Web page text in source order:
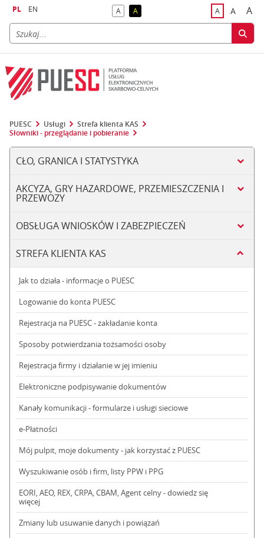
PL EN Akontrast domyślny
Akontrast żółty tekst na czarnym tle
Adomyślna
A A
PUESC Usługi
Strefa klienta KAS
Słowniki - przeglądanie i pobieranie
CŁO, GRANICA I STATYSTYKA
AKCYZA, GRY HAZARDOWE, PRZEMIESZCZENIA I
PRZEWOZY
OBSŁUGA WNIOSKÓW I ZABEZPIECZEŃ
STREFA KLIENTA KAS
Jak to działa - informacje o PUESC
Logowanie do konta PUESC
Rejestracja na PUESC - zakładanie konta
Sposoby potwierdzania tożsamości osoby
Rejestracja firmy i działanie w jej imieniu
Elektroniczne podpisywanie dokumentów
Kanały komunikacji - formularze i usługi sieciowe
e-Płatności
Mój pulpit, moje dokumenty - jak korzystać z PUESC
Wyszukiwanie osób i firm, listy PPW i PPG
EORI, AEO, REX, CRPA, CBAM, Agent celny - dowiedz się
więcej
Zmiany lub usuwanie danych i powiązań